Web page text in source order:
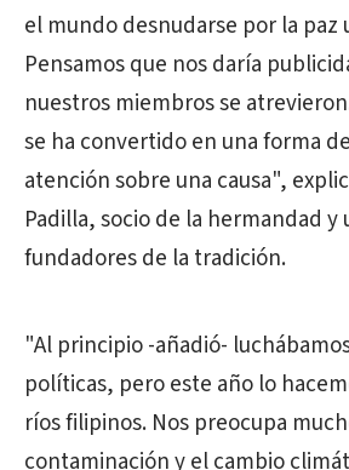
el mundo desnudarse por la paz
Pensamos que nos daría
nuestros miembros se
se ha convertido en una forma
atención sobre una causa",
Padilla, socio de la hermandad y
fundadores de la tradición.
"Al principio -añadió-
políticas, pero este año lo
ríos filipinos. Nos preocupa
contaminación y el cambio